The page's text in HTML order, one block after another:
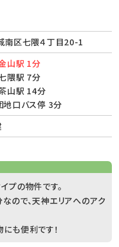
南区七隈４丁目20-1
山駅 1分
隈駅 7分
山駅 14分
地口バス停 3分
プの物件です。
ので、天神エリアへのアク
も便利です！